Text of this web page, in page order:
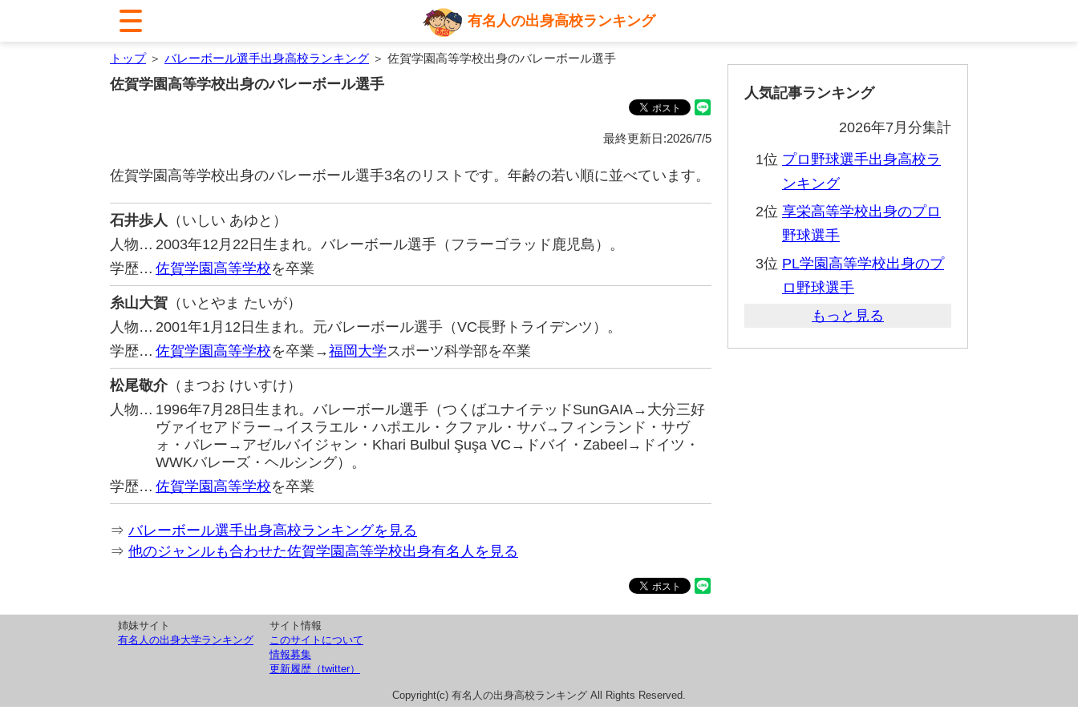
有名人の出身高校ランキング
トップ＞ バレーボール選手出身高校ランキング ＞ 佐賀学園高等学校出身のバレーボール選手
佐賀学園高等学校出身のバレーボール選手
最終更新日:2026/7/5
佐賀学園高等学校出身のバレーボール選手3名のリストです。年齢の若い順に並べています。
石井歩人 （いしい あゆと）
人物… 2003年12月22日生まれ。バレーボール選手（フラーゴラッド鹿児島）。
学歴… 佐賀学園高等学校を卒業
糸山大賀 （いとやま たいが）
人物… 2001年1月12日生まれ。元バレーボール選手（VC長野トライデンツ）。
学歴… 佐賀学園高等学校を卒業→福岡大学スポーツ科学部を卒業
松尾敬介（まつお けいすけ）
人物… 1996年7月28日生まれ。バレーボール選手（つくばユナイテッドSunGAIA→大分三好
ヴァイセアドラー→イスラエル・ハポエル・クファル・サバ→フィンランド・サヴ
ォ・バレー→アゼルバイジャン・Khari Bulbul Şuşa VC→ドバイ・Zabeel→ドイツ・
WWKバレーズ・ヘルシング）。
学歴… 佐賀学園高等学校を卒業
⇒ バレーボール選手出身高校ランキングを見る
⇒ 他のジャンルも合わせた佐賀学園高等学校出身有名人を見る
人気記事ランキング
2026年7月分集計
1位 プロ野球選手出身高校ラ
ンキング
2位 享栄高等学校出身のプロ
野球選手
3位 PL学園高等学校出身のプ
ロ野球選手
もっと見る
姉妹サイト
有名人の出身大学ランキング
サイト情報
このサイトについて
情報募集
更新履歴（twitter）
Copyright(c) 有名人の出身高校ランキング All Rights Reserved.